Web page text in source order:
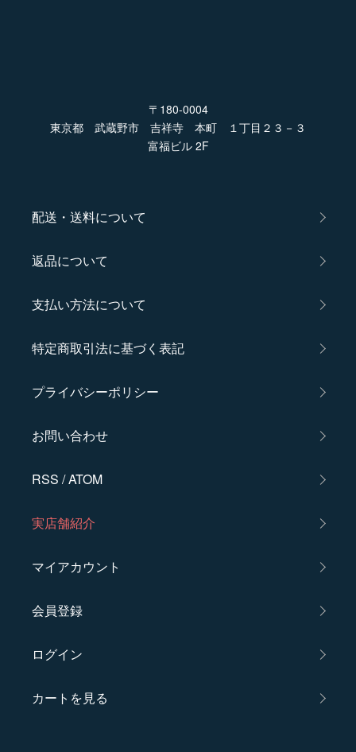
〒180-0004
東京都 武蔵野市 吉祥寺 本町 １丁目２３－３
富福ビル 2F
配送・送料について
返品について
支払い方法について
特定商取引法に基づく表記
プライバシーポリシー
お問い合わせ
RSS /ATOM
実店舗紹介
マイアカウント
会員登録
ログイン
カートを見る